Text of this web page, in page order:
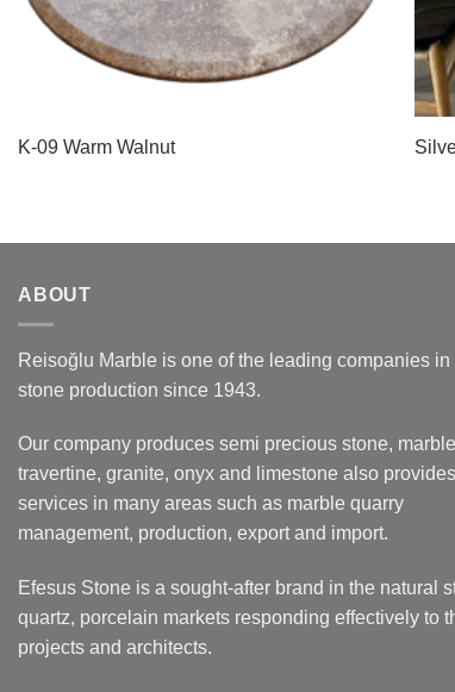
K-09 Warm Walnut
ABOUT
Reisoğlu Marble is one of the leading companies in
stone production since 1943.
Our company produces semi precious stone,
travertine, granite, onyx and limestone also provides
services in many areas such as marble quarry
management, production, export and import.
Efesus Stone is a sought-after brand in the natural
quartz, porcelain markets responding effectively to
projects and architects.